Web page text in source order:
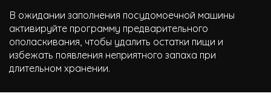
В ожидании заполнения посудомоечной машины
активируйте программу предварительного
ополаскивания, чтобы удалить остатки пищи и
избежать появления неприятного запаха при
длительном хранении.